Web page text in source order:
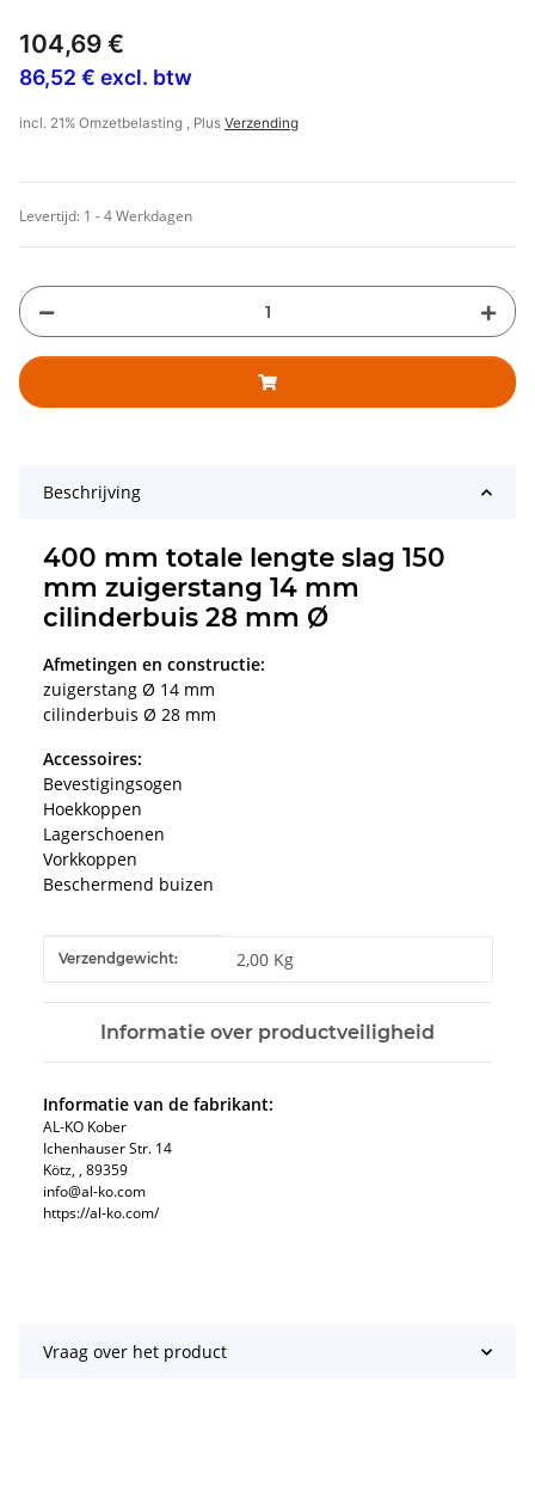
104,69 €
86,52 € excl. btw
incl. 21% Omzetbelasting , Plus Verzending
Levertijd: 1 - 4 Werkdagen
Beschrijving
400 mm totale lengte slag 150
mm zuigerstang 14 mm
cilinderbuis 28 mm Ø
Afmetingen en constructie:
zuigerstang Ø 14 mm
cilinderbuis Ø 28 mm
Accessoires:
Bevestigingsogen
Hoekkoppen
Lagerschoenen
Vorkkoppen
Beschermend buizen
#productDetails.itemInformation#
#productDetails.itemValue#
Verzendgewicht: 2,00 Kg
Informatie over productveiligheid
Informatie van de fabrikant:
AL-KO Kober
Ichenhauser Str. 14
Kötz, , 89359
info@al-ko.com
https://al-ko.com/
Vraag over het product